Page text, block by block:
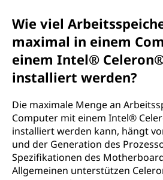
Wie viel
maximal in einem
einem Intel®
installiert werden?
Die maximale Menge an
Computer mit einem Intel®
installiert werden kann, hängt
und der Generation des
Spezifikationen des
Allgemeinen unterstützen